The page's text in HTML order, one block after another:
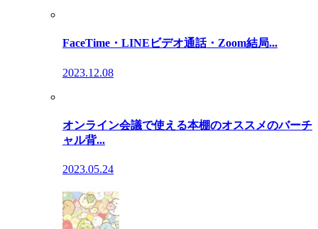
FaceTime・LINEビデオ通話・Zoom結局...
2023.12.08
オンライン会議で使える本棚のオススメのバーチ
ャル背...
2023.05.24